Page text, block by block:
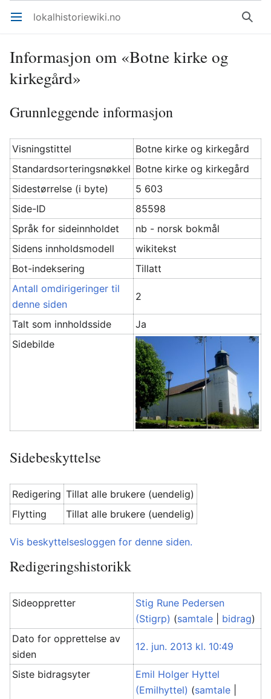
Åpne hovedmenyen lokalhistoriewiki.no Søk
Informasjon om «Botne kirke og
kirkegård»
Grunnleggende informasjon
Visningstittel
Botne kirke og kirkegård
Standardsorteringsnøkkel Botne kirke og kirkegård
Sidestørrelse (i byte)
5 603
Side-ID
85598
Språk for sideinnholdet
nb - norsk bokmål
Sidens innholdsmodell
wikitekst
Bot-indeksering
Tillatt
Antall omdirigeringer til
denne siden
2
Talt som innholdsside
Ja
Sidebilde
Sidebeskyttelse
Redigering Tillat alle brukere (uendelig)
Flytting
Tillat alle brukere (uendelig)
Vis beskyttelsesloggen for denne siden.
Redigeringshistorikk
Sideoppretter
Stig Rune Pedersen
(Stigrp) (samtale bidrag)
Dato for opprettelse av
siden
12. jun. 2013 kl. 10:49
Siste bidragsyter
Emil Holger Hyttel
(Emilhyttel) (samtale